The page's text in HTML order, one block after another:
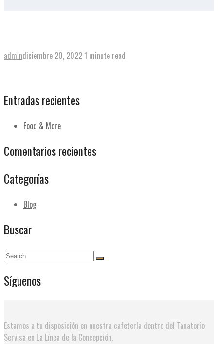
admindiciembre 20, 2022 1 minute read
Entradas recientes
Food & More
Comentarios recientes
Categorías
Blog
Buscar
Síguenos
Estamos a tu disposición en nuestra cafetería dentro del Tanatorio
Servisa en La Línea de la Concepción.